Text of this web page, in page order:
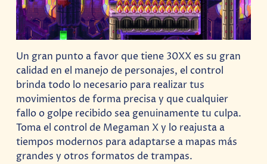
Un gran punto a favor que tiene 30XX es su gran
calidad en el manejo de personajes, el control
brinda todo lo necesario para realizar tus
movimientos de forma precisa y que cualquier
fallo o golpe recibido sea genuinamente tu culpa.
Toma el control de Megaman X y lo reajusta a
tiempos modernos para adaptarse a mapas más
grandes y otros formatos de trampas.